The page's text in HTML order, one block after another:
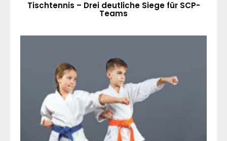
Tischtennis – Drei deutliche Siege für SCP-
Teams